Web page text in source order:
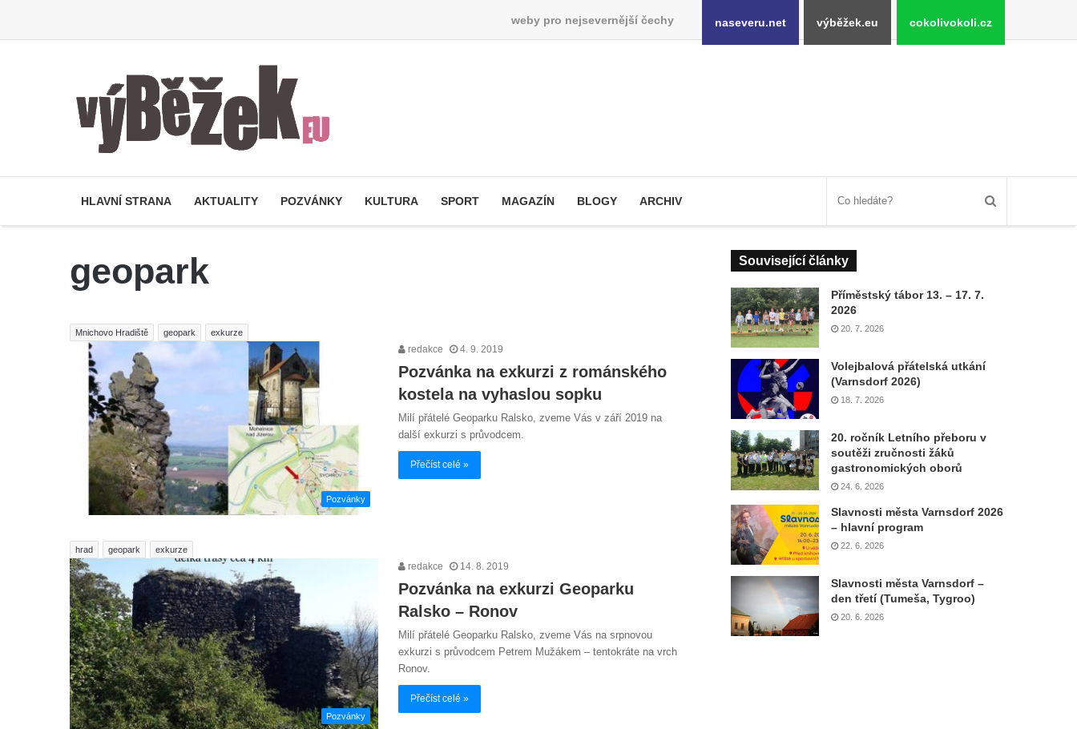
weby pro nejsevernější čechy naseveru.net výběžek.eu cokolivokoli.cz
HLAVNÍ STRANA AKTUALITY POZVÁNKY KULTURA SPORT MAGAZÍN BLOGY ARCHIV
geopark
Mnichovo Hradiště geopark exkurze
Pozvánky
redakce 4. 9. 2019
Pozvánka na exkurzi z románského
kostela na vyhaslou sopku
Milí přátelé Geoparku Ralsko, zveme Vás v září 2019 na
další exkurzi s průvodcem.
Přečíst celé »
hrad geopark exkurze
Pozvánky
redakce 14. 8. 2019
Pozvánka na exkurzi Geoparku
Ralsko – Ronov
Milí přátelé Geoparku Ralsko, zveme Vás na srpnovou
exkurzi s průvodcem Petrem Mužákem – tentokráte na vrch
Ronov.
Přečíst celé »
Související články
Příměstský tábor 13. – 17. 7.
2026
20. 7. 2026
Volejbalová přátelská utkání
(Varnsdorf 2026)
18. 7. 2026
20. ročník Letního přeboru v
soutěži zručnosti žáků
gastronomických oborů
24. 6. 2026
Slavnosti města Varnsdorf 2026
– hlavní program
22. 6. 2026
Slavnosti města Varnsdorf –
den třetí (Tumeša, Tygroo)
20. 6. 2026